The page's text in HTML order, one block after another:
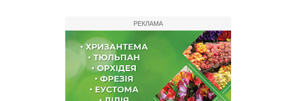
РЕКЛАМА